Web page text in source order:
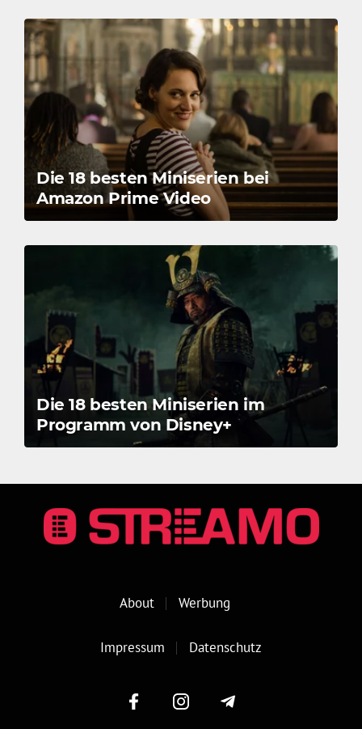
Die 18 besten Miniserien bei
Amazon Prime Video
Die 18 besten Miniserien im
Programm von Disney+
About Werbung
Impressum Datenschutz